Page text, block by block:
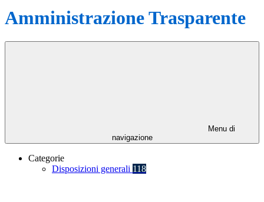
Amministrazione Trasparente
Menu di
navigazione
Categorie
Disposizioni generali 118